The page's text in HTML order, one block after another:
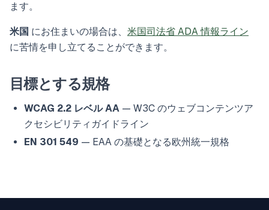
ます。
米国 にお住まいの場合は、 米国司法省 ADA 情報ライン
に苦情を申し立てることができます。
目標とする規格
WCAG 2.2 レベル AA — W3C のウェブコンテンツア
クセシビリティガイドライン
EN 301 549 — EAA の基礎となる欧州統一規格